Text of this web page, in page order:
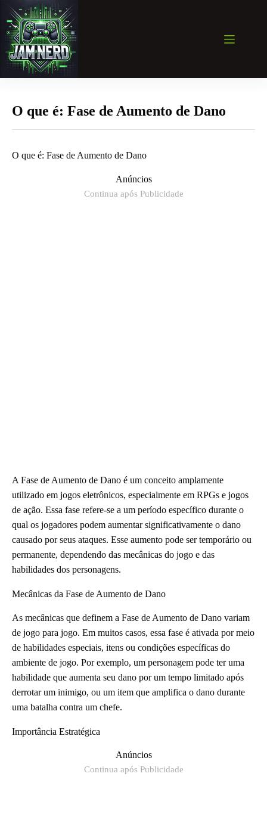
para
conteúdo
O que é: Fase de Aumento de Dano
O que é: Fase de Aumento de Dano
Anúncios
Continua após Publicidade
A Fase de Aumento de Dano é um conceito amplamente
utilizado em jogos eletrônicos, especialmente em RPGs e jogos
de ação. Essa fase refere-se a um período específico durante o
qual os jogadores podem aumentar significativamente o dano
causado por seus ataques. Esse aumento pode ser temporário ou
permanente, dependendo das mecânicas do jogo e das
habilidades dos personagens.
Mecânicas da Fase de Aumento de Dano
As mecânicas que definem a Fase de Aumento de Dano variam
de jogo para jogo. Em muitos casos, essa fase é ativada por meio
de habilidades especiais, itens ou condições específicas do
ambiente de jogo. Por exemplo, um personagem pode ter uma
habilidade que aumenta seu dano por um tempo limitado após
derrotar um inimigo, ou um item que amplifica o dano durante
uma batalha contra um chefe.
Importância Estratégica
Anúncios
Continua após Publicidade